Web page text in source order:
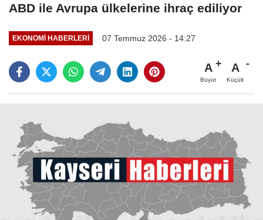
ABD ile Avrupa ülkelerine ihraç ediliyor
EKONOMI HABERLERI 07 Temmuz 2026 - 14:27
A
Büyüt
A
Küçült